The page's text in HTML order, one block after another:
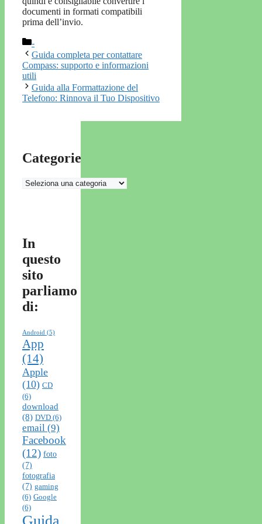
documenti in formati compatibili
prima dell’invio.
Categorie
-
Guida completa per contattare
Compass: supporto e informazioni
utili
Guida alla Formattazione del
Telefono: Rinnova il Tuo Dispositivo
Categorie
Categorie
In
questo
sito
parliamo
di:
Android (5)
App
(14)
Apple
(10) CD
(6)
download
(8) DVD (6)
email (9)
Facebook
(12) foto
(7)
fotografia
(7) gaming
(6) Google
(6)